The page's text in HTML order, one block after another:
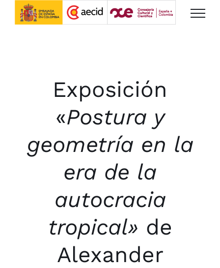
Saltar
Exposición
«Postura y
geometría en la
era de la
autocracia
tropical» de
Alexander